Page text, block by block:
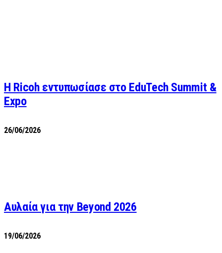
Η Ricoh εντυπωσίασε στο EduTech Summit &
Expo
26/06/2026
Αυλαία για την Beyond 2026
19/06/2026